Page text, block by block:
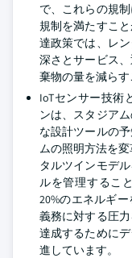
で、これらの規
規制を満たすこ
達政策では、レ
深さとサービス
棄物の量を減らす
IoTセンサー技術
ンは、スタジア
な設計ツールの
ムの照明方法を
タルツインモデ
ルを管理するこ
20%のエネルギ
義務に対する圧
達成するために
進しています。